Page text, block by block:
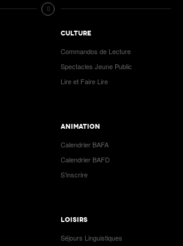
CULTURE
Commandos de Lecture
Spectacles Jeune Public
Lire et Faire Lire
ANIMATION
Calendrier BAFA
Calendrier BAFD
S’inscrire
LOISIRS
Séjours Linguistiques